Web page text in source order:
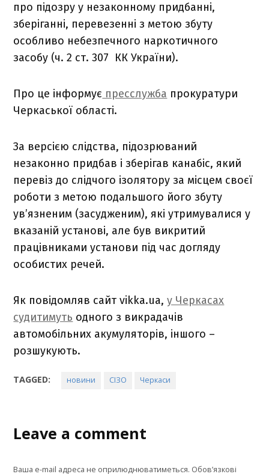
про підозру у незаконному придбанні,
зберіганні, перевезенні з метою збуту
особливо небезпечного наркотичного
засобу (ч. 2 ст. 307 КК України).
Про це інформує пресслужба прокуратури
Черкаської області.
За версією слідства, підозрюваний
незаконно придбав і зберігав канабіс, який
перевіз до слідчого ізолятору за місцем своєї
роботи з метою подальшого його збуту
ув’язненим (засудженим), які утримувалися у
вказаній установі, але був викритий
працівниками установи під час догляду
особистих речей.
Як повідомляв сайт vikka.ua,у Черкасах
судитимуть одного з викрадачів
автомобільних акумуляторів, іншого –
розшукують.
TAGGED: новини СІЗО Черкаси
Leave a comment
Ваша e-mail адреса не оприлюднюватиметься. Обов’язкові